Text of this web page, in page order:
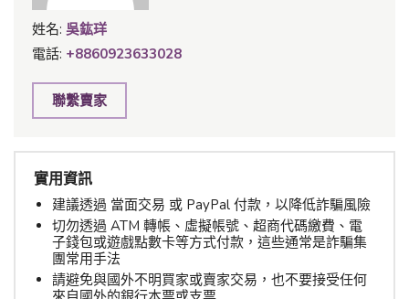
姓名: 吳鈜珜
電話: +8860923633028
聯繫賣家
實用資訊
建議透過 當面交易 或 PayPal 付款，以降低詐騙風險
切勿透過 ATM 轉帳、虛擬帳號、超商代碼繳費、電
子錢包或遊戲點數卡等方式付款，這些通常是詐騙集
團常用手法
請避免與國外不明買家或賣家交易，也不要接受任何